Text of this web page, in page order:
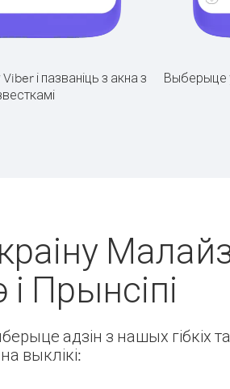
і пазваніць з акна з
Выберыце
Прынсіпі
адзін з нашых гібкіх
выклікі: